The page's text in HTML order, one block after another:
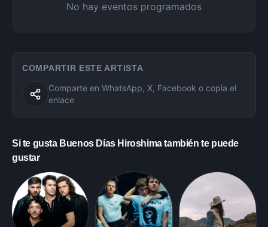
No hay eventos programados
COMPARTIR ESTE ARTISTA
Comparte en WhatsApp, X, Facebook o copia el
enlace
Si te gusta Buenos Días Hiroshimatambién te puede
gustar